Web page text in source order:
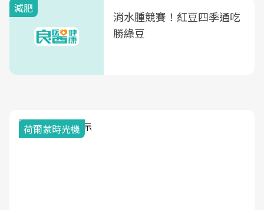
減肥
消水腫競賽！紅豆四季通吃
勝綠豆
荷爾蒙時光機